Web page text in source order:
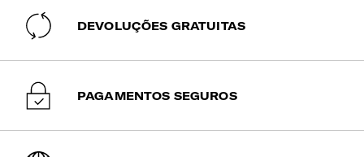
DEVOLUÇÕES GRATUITAS
PAGAMENTOS SEGUROS